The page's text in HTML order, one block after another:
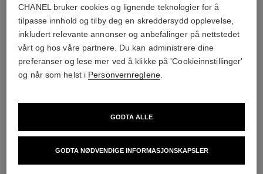
CHANEL bruker cookies og lignende teknologier for å
tilpasse innhold og tilby deg en skreddersydd opplevelse,
inkludert relevante annonser og anbefalinger på nettstedet
vårt og hos våre partnere. Du kan administrere dine
preferanser og lese mer ved å klikke på 'Cookieinnstillinger'
og når som helst i Personvernreglene.
GODTA NØDVENDIGE INFORMASJONSKAPSLER
GODTA ALLE